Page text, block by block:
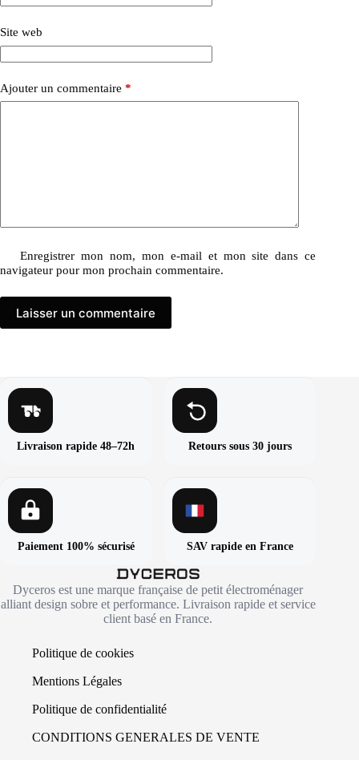
Site web
Ajouter un commentaire *
Enregistrer mon nom, mon e-mail et mon site dans ce
navigateur pour mon prochain commentaire.
Laisser un commentaire
Livraison rapide 48–72h Retours sous 30 jours
Paiement 100% sécurisé SAV rapide en France
Dyceros est une marque française de petit électroménager
alliant design sobre et performance. Livraison rapide et service
client basé en France.
Politique de cookies
Mentions Légales
Politique de confidentialité
CONDITIONS GENERALES DE VENTE